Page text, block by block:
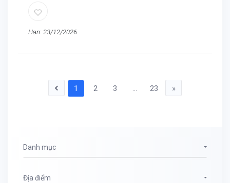
Hạn: 23/12/2026
1 2 3 ... 23 »
Danh mục
Địa điểm